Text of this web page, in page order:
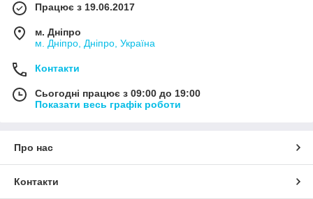
Працює з 19.06.2017
м. Дніпро
м. Дніпро, Дніпро, Україна
Контакти
Сьогодні працює з 09:00 до 19:00
Показати весь графік роботи
Про нас
Контакти